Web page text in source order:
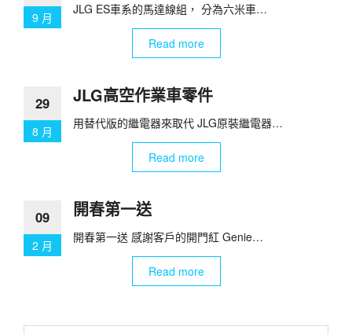
9 月
JLG ES車系的馬達線組， 分為六米車…
Read more
29
8 月
JLG高空作業車零件
用替代版的繼電器來取代 JLG原裝繼電器…
Read more
09
2 月
開春第一送
開春第一送 感謝客戶的開門紅 Genie…
Read more